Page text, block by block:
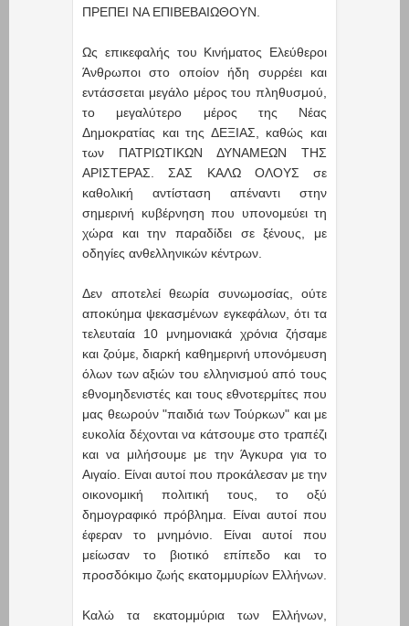
ΠΡΕΠΕΙ ΝΑ ΕΠΙΒΕΒΑΙΩΘΟΥΝ.
Ως επικεφαλής του Κινήματος Ελεύθεροι
Άνθρωποι στο οποίον ήδη συρρέει και
εντάσσεται μεγάλο μέρος του πληθυσμού,
το μεγαλύτερο μέρος της Νέας
Δημοκρατίας και της ΔΕΞΙΑΣ, καθώς και
των ΠΑΤΡΙΩΤΙΚΩΝ ΔΥΝΑΜΕΩΝ ΤΗΣ
ΑΡΙΣΤΕΡΑΣ. ΣΑΣ ΚΑΛΩ ΟΛΟΥΣ σε
καθολική αντίσταση απέναντι στην
σημερινή κυβέρνηση που υπονομεύει τη
χώρα και την παραδίδει σε ξένους, με
οδηγίες ανθελληνικών κέντρων.
Δεν αποτελεί θεωρία συνωμοσίας, ούτε
αποκύημα ψεκασμένων εγκεφάλων, ότι τα
τελευταία 10 μνημονιακά χρόνια ζήσαμε
και ζούμε, διαρκή καθημερινή υπονόμευση
όλων των αξιών του ελληνισμού από τους
εθνομηδενιστές και τους εθνοτερμίτες που
μας θεωρούν "παιδιά των Τούρκων" και με
ευκολία δέχονται να κάτσουμε στο τραπέζι
και να μιλήσουμε με την Άγκυρα για το
Αιγαίο. Είναι αυτοί που προκάλεσαν με την
οικονομική πολιτική τους, το οξύ
δημογραφικό πρόβλημα. Είναι αυτοί που
έφεραν το μνημόνιο. Είναι αυτοί που
μείωσαν το βιοτικό επίπεδο και το
προσδόκιμο ζωής εκατομμυρίων Ελλήνων.
Καλώ τα εκατομμύρια των Ελλήνων,